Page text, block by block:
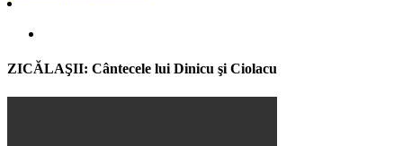
ZICĂLAŞII: Cântecele lui Dinicu şi Ciolacu